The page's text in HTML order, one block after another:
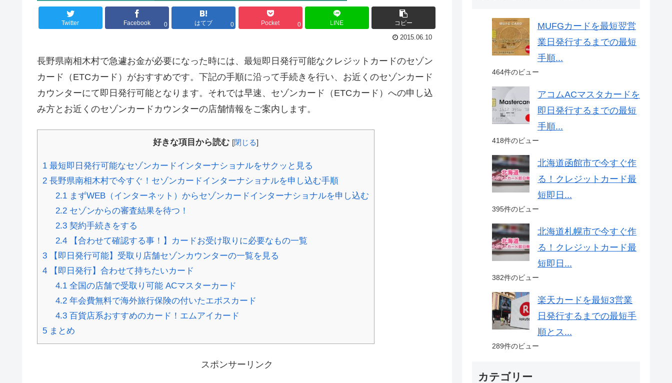
Twitter Facebook 0 はてブ 0 Pocket 0 LINE コピー
2015.06.10
長野県南相木村で急遽お金が必要になった時には、最短即日発行可能なクレジットカードのセゾン
カード（ETCカード）がおすすめです。下記の手順に沿って手続きを行い、お近くのセゾンカード
カウンターにて即日発行可能となります。それでは早速、セゾンカード（ETCカード）への申し込
み方とお近くのセゾンカードカウンターの店舗情報をご案内します。
好きな項目から読む [閉じる]
1 最短即日発行可能なセゾンカードインターナショナルをサクッと見る
2 長野県南相木村で今すぐ！セゾンカードインターナショナルを申し込む手順
2.1まずWEB（インターネット）からセゾンカードインターナショナルを申し込む
2.2セゾンからの審査結果を待つ！
2.3契約手続きをする
2.4【合わせて確認する事！】カードお受け取りに必要なもの一覧
3 【即日発行可能】受取り店舗セゾンカウンターの一覧を見る
4 【即日発行】合わせて持ちたいカード
4.1全国の店舗で受取り可能 ACマスターカード
4.2年会費無料で海外旅行保険の付いたエポスカード
4.3百貨店系おすすめのカード！エムアイカード
5 まとめ
スポンサーリンク
MUFGカードを最短翌営
業日発行するまでの最短
手順...
464件のビュー
アコムACマスタカードを
即日発行するまでの最短
手順...
418件のビュー
北海道函館市で今すぐ作
る！クレジットカード最
短即日...
395件のビュー
北海道札幌市で今すぐ作
る！クレジットカード最
短即日...
382件のビュー
楽天カードを最短3営業
日発行するまでの最短手
順とス...
289件のビュー
カテゴリー